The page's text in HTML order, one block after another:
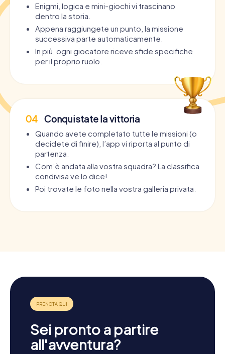
Enigmi, logica e mini-giochi vi trascinano
dentro la storia.
Appena raggiungete un punto, la missione
successiva parte automaticamente.
In più, ogni giocatore riceve sfide specifiche
per il proprio ruolo.
04 Conquistate la vittoria
Quando avete completato tutte le missioni (o
decidete di finire), l’app vi riporta al punto di
partenza.
Com’è andata alla vostra squadra? La classifica
condivisa ve lo dice!
Poi trovate le foto nella vostra galleria privata.
Sei pronto a partire
all'avventura?